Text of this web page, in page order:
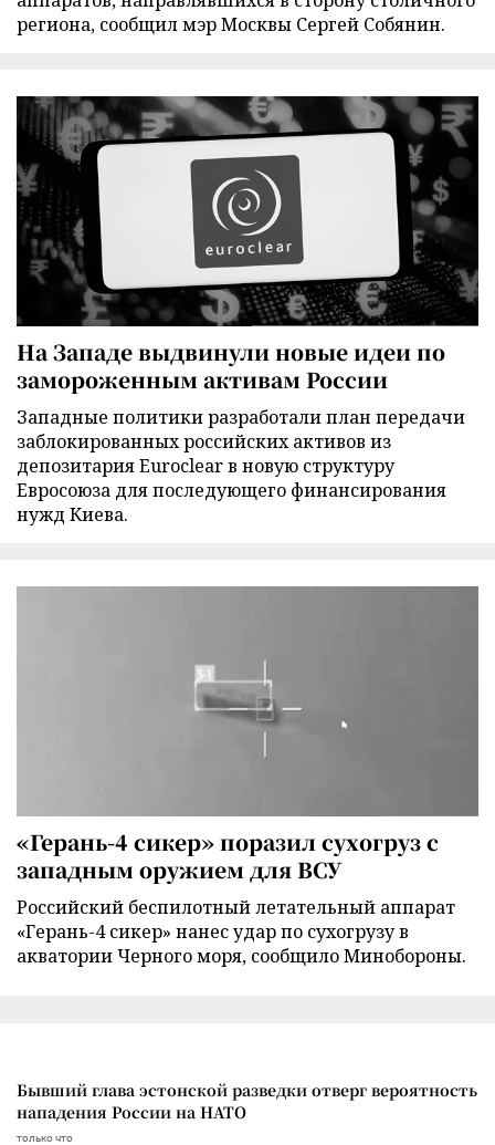
региона, сообщил мэр Москвы Сергей Собянин.
На Западе выдвинули новые идеи по
замороженным активам России
Западные политики разработали план передачи
заблокированных российских активов из
депозитария Euroclear в новую структуру
Евросоюза для последующего финансирования
нужд Киева.
«Герань-4 сикер» поразил сухогруз с
западным оружием для ВСУ
Российский беспилотный летательный аппарат
«Герань-4 сикер» нанес удар по сухогрузу в
акватории Черного моря, сообщило Минобороны.
Бывший глава эстонской разведки отверг вероятность
нападения России на НАТО
только что